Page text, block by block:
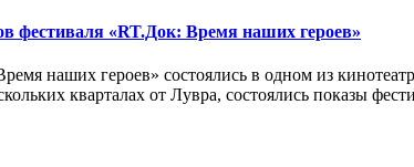
«RT.Док: Время наших героев»
наших героев» состоялись в одном из
кварталах от Лувра, состоялись показы